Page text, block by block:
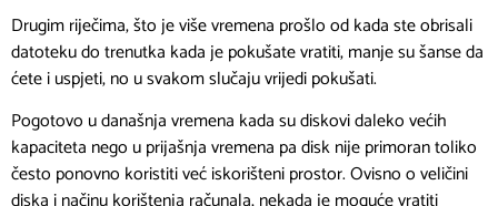
Drugim riječima, što je više vremena prošlo od kada ste obrisali
datoteku do trenutka kada je pokušate vratiti, manje su šanse da
ćete i uspjeti, no u svakom slučaju vrijedi pokušati.
Pogotovo u današnja vremena kada su diskovi daleko većih
kapaciteta nego u prijašnja vremena pa disk nije primoran toliko
često ponovno koristiti već iskorišteni prostor. Ovisno o veličini